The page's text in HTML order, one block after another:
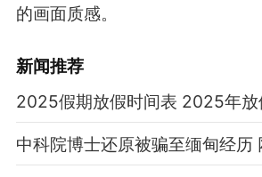
的画面质感。
新闻推荐